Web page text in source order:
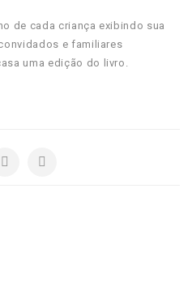
de cada criança exibindo sua
e familiares
uma edição do livro.